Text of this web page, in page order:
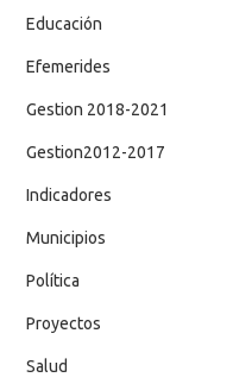
Educación
Efemerides
Gestion 2018-2021
Gestion2012-2017
Indicadores
Municipios
Política
Proyectos
Salud